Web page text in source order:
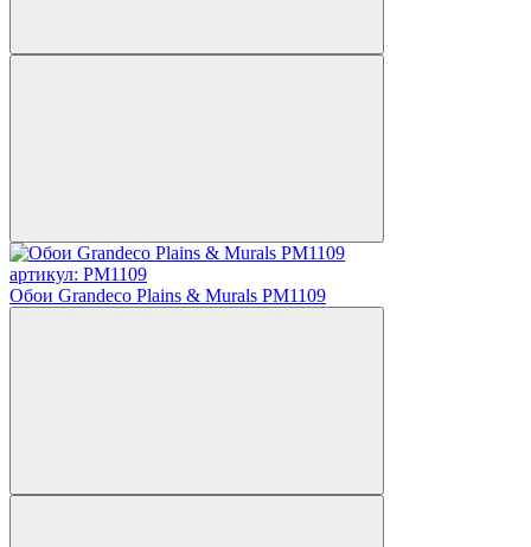
артикул: PM1109
Обои Grandeco Plains & Murals PM1109